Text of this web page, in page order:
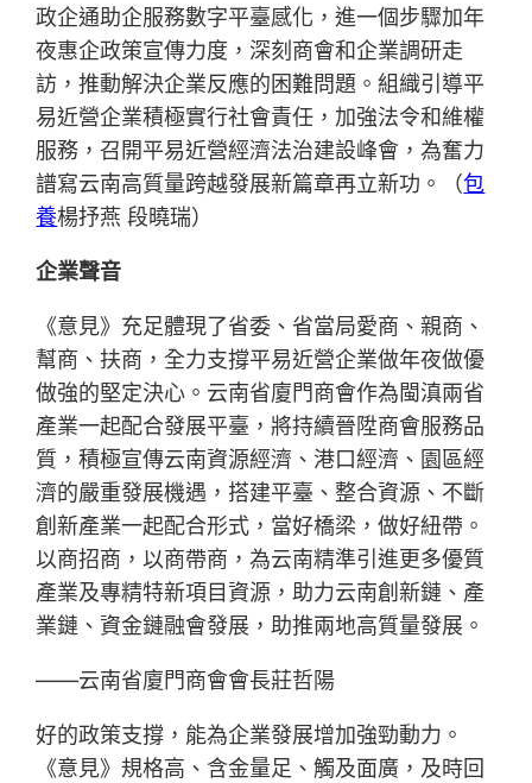
政企通助企服務數字平臺感化，進一個步驟加年
夜惠企政策宣傳力度，深刻商會和企業調研走
訪，推動解決企業反應的困難問題。組織引導平
易近營企業積極實行社會責任，加強法令和維權
服務，召開平易近營經濟法治建設峰會，為奮力
譜寫云南高質量跨越發展新篇章再立新功。（包
養楊抒燕 段曉瑞）
企業聲音
《意見》充足體現了省委、省當局愛商、親商、
幫商、扶商，全力支撐平易近營企業做年夜做優
做強的堅定決心。云南省廈門商會作為閩滇兩省
產業一起配合發展平臺，將持續晉陞商會服務品
質，積極宣傳云南資源經濟、港口經濟、園區經
濟的嚴重發展機遇，搭建平臺、整合資源、不斷
創新產業一起配合形式，當好橋梁，做好紐帶。
以商招商，以商帶商，為云南精準引進更多優質
產業及專精特新項目資源，助力云南創新鏈、產
業鏈、資金鏈融會發展，助推兩地高質量發展。
——云南省廈門商會會長莊哲陽
好的政策支撐，能為企業發展增加強勁動力。
《意見》規格高、含金量足、觸及面廣，及時回